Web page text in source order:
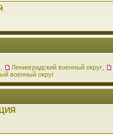
Ленинградский военный округ
военный округ